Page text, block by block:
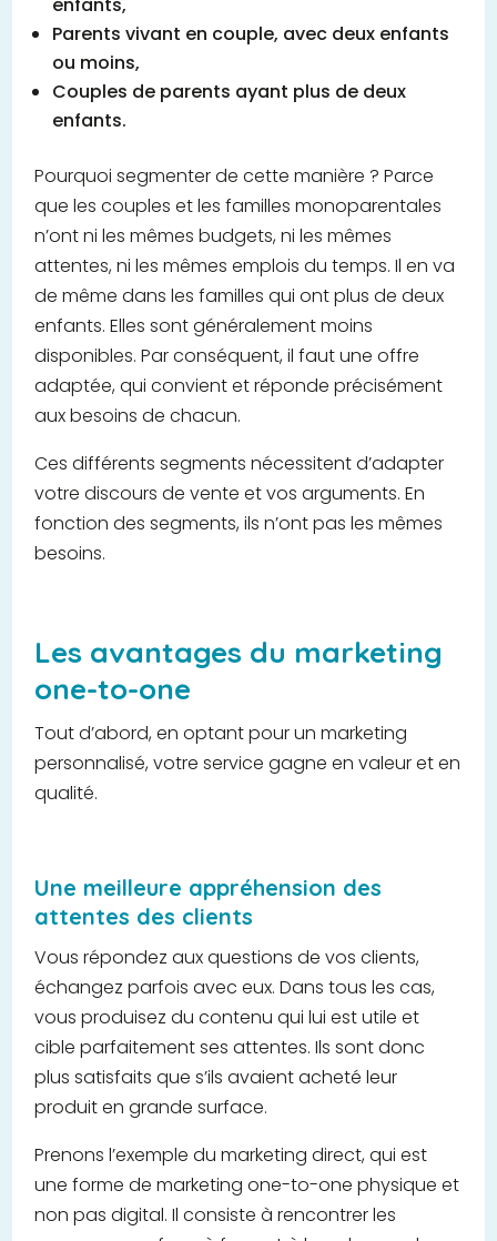
Parents vivant en couple, avec deux enfants
ou moins,
Couples de parents ayant plus de deux
enfants.
Pourquoi segmenter de cette manière ? Parce
que les couples et les familles monoparentales
n’ont ni les mêmes budgets, ni les mêmes
attentes, ni les mêmes emplois du temps. Il en va
de même dans les familles qui ont plus de deux
enfants. Elles sont généralement moins
disponibles. Par conséquent, il faut une offre
adaptée, qui convient et réponde précisément
aux besoins de chacun.
Ces différents segments nécessitent d’adapter
votre discours de vente et vos arguments. En
fonction des segments, ils n’ont pas les mêmes
besoins.
Les avantages du marketing
one-to-one
Tout d’abord, en optant pour un marketing
personnalisé, votre service gagne en valeur et en
qualité.
Une meilleure appréhension des
attentes des clients
Vous répondez aux questions de vos clients,
échangez parfois avec eux. Dans tous les cas,
vous produisez du contenu qui lui est utile et
cible parfaitement ses attentes. Ils sont donc
plus satisfaits que s’ils avaient acheté leur
produit en grande surface.
Prenons l’exemple du marketing direct, qui est
une forme de marketing one-to-one physique et
non pas digital. Il consiste à rencontrer les